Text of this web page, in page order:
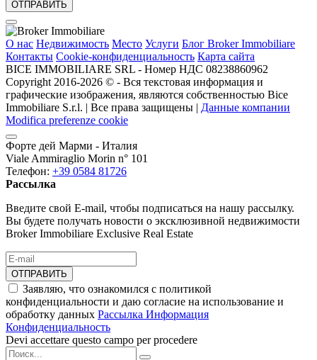
О нас Недвижимость Место Услуги Блог Broker Immobiliare
Контакты Cookie-конфиденциальность Карта сайта
BICE IMMOBILIARE SRL - Номер НДС 08238860962
Copyright 2016-2026 ©️ - Вся текстовая информация и
графические изображения, являются собственностью Bice
Immobiliare S.r.l. | Все права защищены | Данные компании
Modifica preferenze cookie
Форте дей Марми - Италия
Viale Ammiraglio Morin n° 101
Телефон: +39 0584 81726
Рассылка
Введите свой E-mail, чтобы подписаться на нашу рассылку.
Вы будете получать новости о эксклюзивной недвижимости
Broker Immobiliare Exclusive Real Estate
ОТПРАВИТЬ
Заявляю, что ознакомился с политикой
конфиденциальности и даю согласие на использование и
обработку данных Рассылка Информация
Конфиденциальность
Devi accettare questo campo per procedere